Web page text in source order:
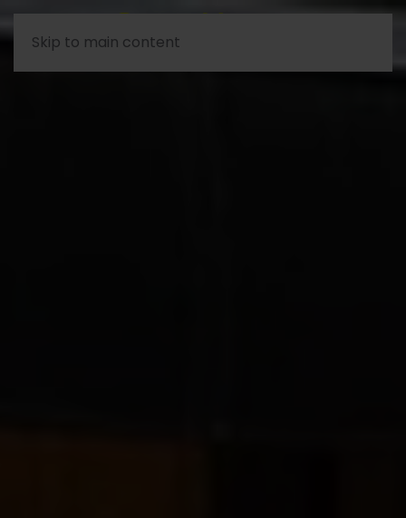
Skip to main content